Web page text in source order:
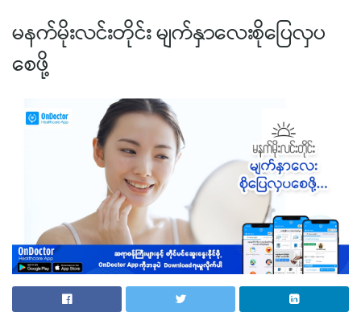
မနက်မိုးလင်းတိုင်း မျက်နှာလေးစိုပြေလှပ
စေဖို့